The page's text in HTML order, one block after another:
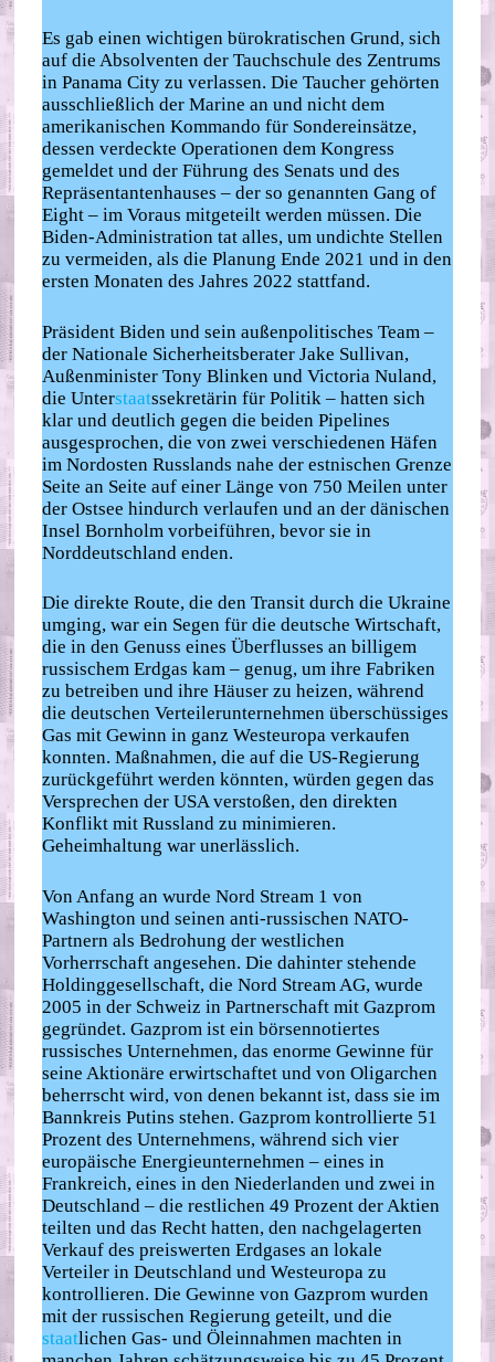
Es gab einen wichtigen bürokratischen Grund, sich
auf die Absolventen der Tauchschule des Zentrums
in Panama City zu verlassen. Die Taucher gehörten
ausschließlich der Marine an und nicht dem
amerikanischen Kommando für Sondereinsätze,
dessen verdeckte Operationen dem Kongress
gemeldet und der Führung des Senats und des
Repräsentantenhauses – der so genannten Gang of
Eight – im Voraus mitgeteilt werden müssen. Die
Biden-Administration tat alles, um undichte Stellen
zu vermeiden, als die Planung Ende 2021 und in den
ersten Monaten des Jahres 2022 stattfand.
Präsident Biden und sein außenpolitisches Team –
der Nationale Sicherheitsberater Jake Sullivan,
Außenminister Tony Blinken und Victoria Nuland,
die Unterstaatssekretärin für Politik – hatten sich
klar und deutlich gegen die beiden Pipelines
ausgesprochen, die von zwei verschiedenen Häfen
im Nordosten Russlands nahe der estnischen Grenze
Seite an Seite auf einer Länge von 750 Meilen unter
der Ostsee hindurch verlaufen und an der dänischen
Insel Bornholm vorbeiführen, bevor sie in
Norddeutschland enden.
Die direkte Route, die den Transit durch die Ukraine
umging, war ein Segen für die deutsche Wirtschaft,
die in den Genuss eines Überflusses an billigem
russischem Erdgas kam – genug, um ihre Fabriken
zu betreiben und ihre Häuser zu heizen, während
die deutschen Verteilerunternehmen überschüssiges
Gas mit Gewinn in ganz Westeuropa verkaufen
konnten. Maßnahmen, die auf die US-Regierung
zurückgeführt werden könnten, würden gegen das
Versprechen der USA verstoßen, den direkten
Konflikt mit Russland zu minimieren.
Geheimhaltung war unerlässlich.
Von Anfang an wurde Nord Stream 1 von
Washington und seinen anti-russischen NATO-
Partnern als Bedrohung der westlichen
Vorherrschaft angesehen. Die dahinter stehende
Holdinggesellschaft, die Nord Stream AG, wurde
2005 in der Schweiz in Partnerschaft mit Gazprom
gegründet. Gazprom ist ein börsennotiertes
russisches Unternehmen, das enorme Gewinne für
seine Aktionäre erwirtschaftet und von Oligarchen
beherrscht wird, von denen bekannt ist, dass sie im
Bannkreis Putins stehen. Gazprom kontrollierte 51
Prozent des Unternehmens, während sich vier
europäische Energieunternehmen – eines in
Frankreich, eines in den Niederlanden und zwei in
Deutschland – die restlichen 49 Prozent der Aktien
teilten und das Recht hatten, den nachgelagerten
Verkauf des preiswerten Erdgases an lokale
Verteiler in Deutschland und Westeuropa zu
kontrollieren. Die Gewinne von Gazprom wurden
mit der russischen Regierung geteilt, und die
staatlichen Gas- und Öleinnahmen machten in